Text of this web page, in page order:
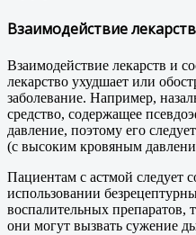
Взаимодействие
Взаимодействие лекарств и
лекарство ухудшает или
заболевание. Например,
средство, содержащее
давление, поэтому его
(с высоким кровяным
Пациентам с астмой следует
использовании
воспалительных препаратов,
они могут вызвать сужение